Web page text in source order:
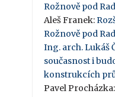
Rožnově pod
Aleš Franek:
Rožnově pod
Ing. arch. Lukáš
současnost i
konstrukcích
Pavel Procházka: